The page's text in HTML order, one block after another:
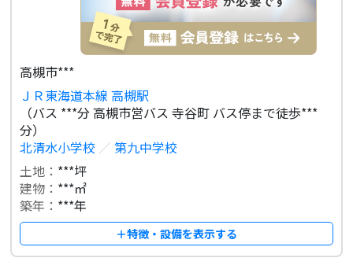
高槻市***
ＪＲ東海道本線 高槻駅
（バス ***分 高槻市営バス 寺谷町 バス停まで徒歩***
分）
北清水小学校 ／ 第九中学校
土地： ***坪
建物： ***㎡
築年： ***年
＋特徴・設備を表示する